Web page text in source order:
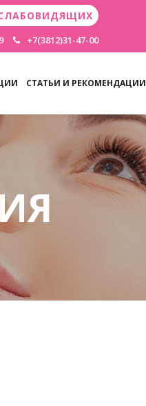
+7(3812)31-47-00
СТАТЬИ И РЕКОМЕНДАЦИИ